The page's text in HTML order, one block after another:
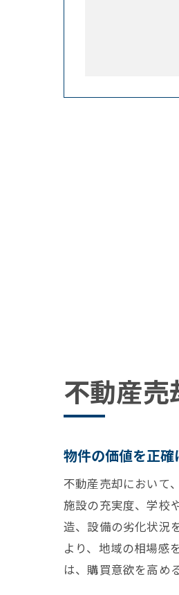
不動産
物件の価値を正
不動産売却において
施設の充実度、学校
造、設備の劣化状況
より、地域の相場感
は、購買意欲を高め